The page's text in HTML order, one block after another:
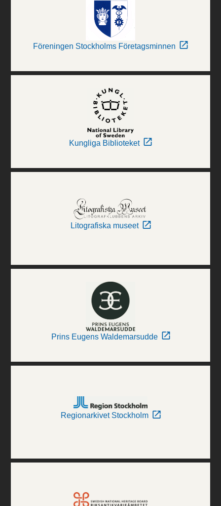
Föreningen Stockholms Företagsminnen
Kungliga Biblioteket
Litografiska museet
Prins Eugens Waldemarsudde
Regionarkivet Stockholm